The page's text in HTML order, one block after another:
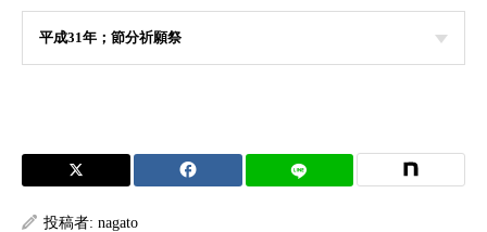
平成31年；節分祈願祭
投稿者: nagato